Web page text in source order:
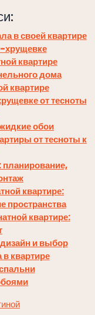
в своей квартире
хрущевке
квартире
дома
квартире
от тесноты
обои
от тесноты к
планирование,
квартире:
пространства
квартире:
и выбор
квартире